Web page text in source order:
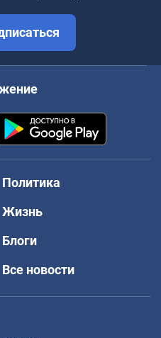
Политика
Жизнь
Блоги
Все новости